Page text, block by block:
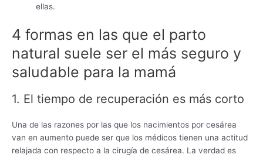
ellas.
4 formas en las que el parto
natural suele ser el más seguro y
saludable para la mamá
1. El tiempo de recuperación es más corto
Una de las razones por las que los nacimientos por cesárea
van en aumento puede ser que los médicos tienen una actitud
relajada con respecto a la cirugía de cesárea. La verdad es